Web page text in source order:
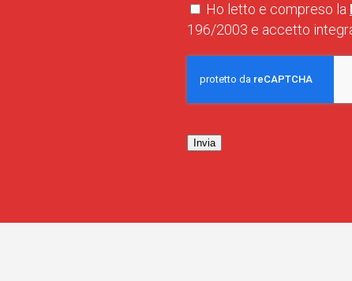
Ho letto e compreso la
196/2003 e accetto
Invia